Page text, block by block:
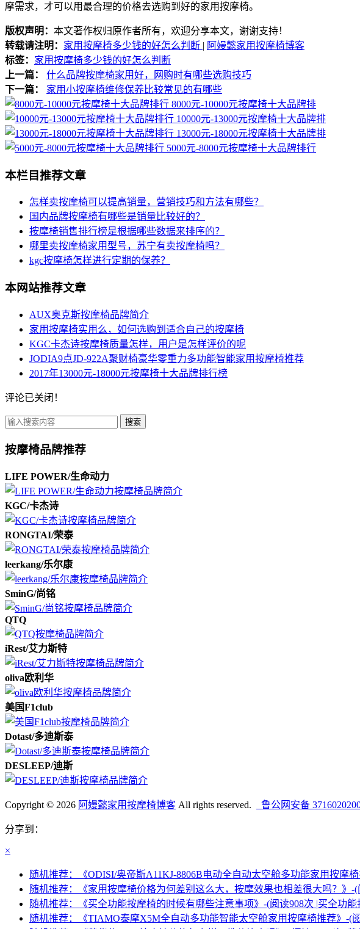
摩需求，才可以用最合理的价格去选购到好的家用按摩椅。
版权声明： 本文著作权归原作者所有，欢迎分享本文，谢谢支持！
转载请注明： 家用按摩椅多少钱的好怎么判断 | 阿嫚懿家用按摩椅博客
标签： 家用按摩椅多少钱的好怎么判断
上一篇：
什么品牌按摩椅家用好，网购时有哪些选购技巧
下一篇：
家用小按摩椅维修保养比较常见的有哪些
8000元-10000元按摩椅十大品牌排
10000元-13000元按摩椅十大品牌排
13000元-18000元按摩椅十大品牌排
5000元-8000元按摩椅十大品牌排行
本栏目推荐文章
怎样卖按摩椅可以提高销量，营销技巧和方法有哪些？
国内品牌按摩椅有哪些是销量比较好的？
按摩椅销售排行榜是根据哪些数据来排序的？
哪里卖按摩椅家用型号，苏宁有卖按摩椅吗？
kgc按摩椅怎样进行定期的保养？
本网站推荐文章
AUX奥克斯按摩椅品牌简介
家用按摩椅实用么，如何选购到适合自己的按摩椅
KGC卡杰诗按摩椅质量怎样，用户是怎样评价的呢
JODIA9点JD-922A聚财椅豪华零重力多功能智能家用按摩椅推荐
2017年13000元-18000元按摩椅十大品牌排行榜
评论已关闭！
搜索
按摩椅品牌推荐
LIFE POWER/生命动力
KGC/卡杰诗
RONGTAI/荣泰
leerkang/乐尔康
SminG/尚铭
QTQ
iRest/艾力斯特
oliva欧利华
美国F1club
Dotast/多迪斯泰
DESLEEP/迪斯
Copyright © 2026 阿嫚懿家用按摩椅博客 All rights reserved. 鲁公网安备
分享到：
×
随机推荐：《ODISI/奥帝斯A11KJ-8806B电动全自动太空舱多功能家用按摩
随机推荐：《家用按摩椅价格为何差别这么大，按摩效果也相差很大吗？》-(
随机推荐：《买全功能按摩椅的时候有哪些注意事项》-(阅读908次 |买全功能
随机推荐：《TIAMO泰摩X5M全自动多功能智能太空舱家用按摩椅推荐》-(